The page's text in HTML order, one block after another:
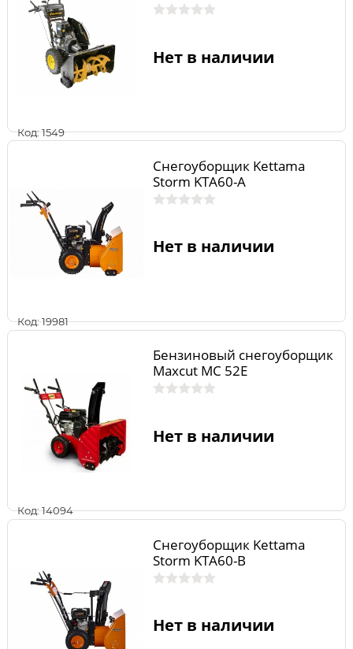
Код: 1549
Нет в наличии
Код: 19981
Снегоуборщик Kettama
Storm KTA60-A
Нет в наличии
Код: 14094
Бензиновый снегоуборщик
Maxcut MC 52E
Нет в наличии
Снегоуборщик Kettama
Storm KTA60-B
Нет в наличии